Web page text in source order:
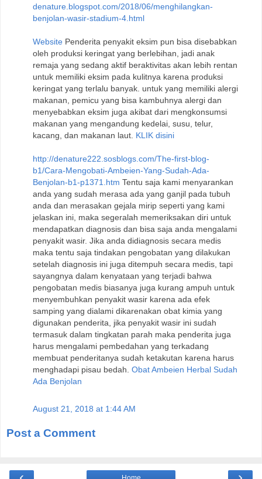
denature.blogspot.com/2018/06/menghilangkan-
benjolan-wasir-stadium-4.html
Website Penderita penyakit eksim pun bisa disebabkan
oleh produksi keringat yang berlebihan, jadi anak
remaja yang sedang aktif beraktivitas akan lebih rentan
untuk memiliki eksim pada kulitnya karena produksi
keringat yang terlalu banyak. untuk yang memiliki alergi
makanan, pemicu yang bisa kambuhnya alergi dan
menyebabkan eksim juga akibat dari mengkonsumsi
makanan yang mengandung kedelai, susu, telur,
kacang, dan makanan laut. KLIK disini
http://denature222.sosblogs.com/The-first-blog-
b1/Cara-Mengobati-Ambeien-Yang-Sudah-Ada-
Benjolan-b1-p1371.htm Tentu saja kami menyarankan
anda yang sudah merasa ada yang ganjil pada tubuh
anda dan merasakan gejala mirip seperti yang kami
jelaskan ini, maka segeralah memeriksakan diri untuk
mendapatkan diagnosis dan bisa saja anda mengalami
penyakit wasir. Jika anda didiagnosis secara medis
maka tentu saja tindakan pengobatan yang dilakukan
setelah diagnosis ini juga ditempuh secara medis, tapi
sayangnya dalam kenyataan yang terjadi bahwa
pengobatan medis biasanya juga kurang ampuh untuk
menyembuhkan penyakit wasir karena ada efek
samping yang dialami dikarenakan obat kimia yang
digunakan penderita, jika penyakit wasir ini sudah
termasuk dalam tingkatan parah maka penderita juga
harus mengalami pembedahan yang terkadang
membuat penderitanya sudah ketakutan karena harus
menghadapi pisau bedah. Obat Ambeien Herbal Sudah
Ada Benjolan
August 21, 2018 at 1:44 AM
Post a Comment